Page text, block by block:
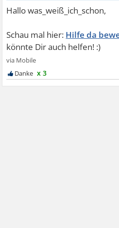
Hilfe da
x 3